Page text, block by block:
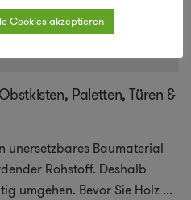
Paletten, Türen &
unersetzbares Baumaterial
Rohstoff. Deshalb
umgehen. Bevor Sie Holz ...
Cookies akzeptieren